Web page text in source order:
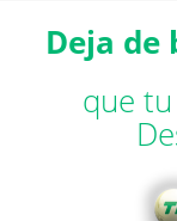
Deja de
que